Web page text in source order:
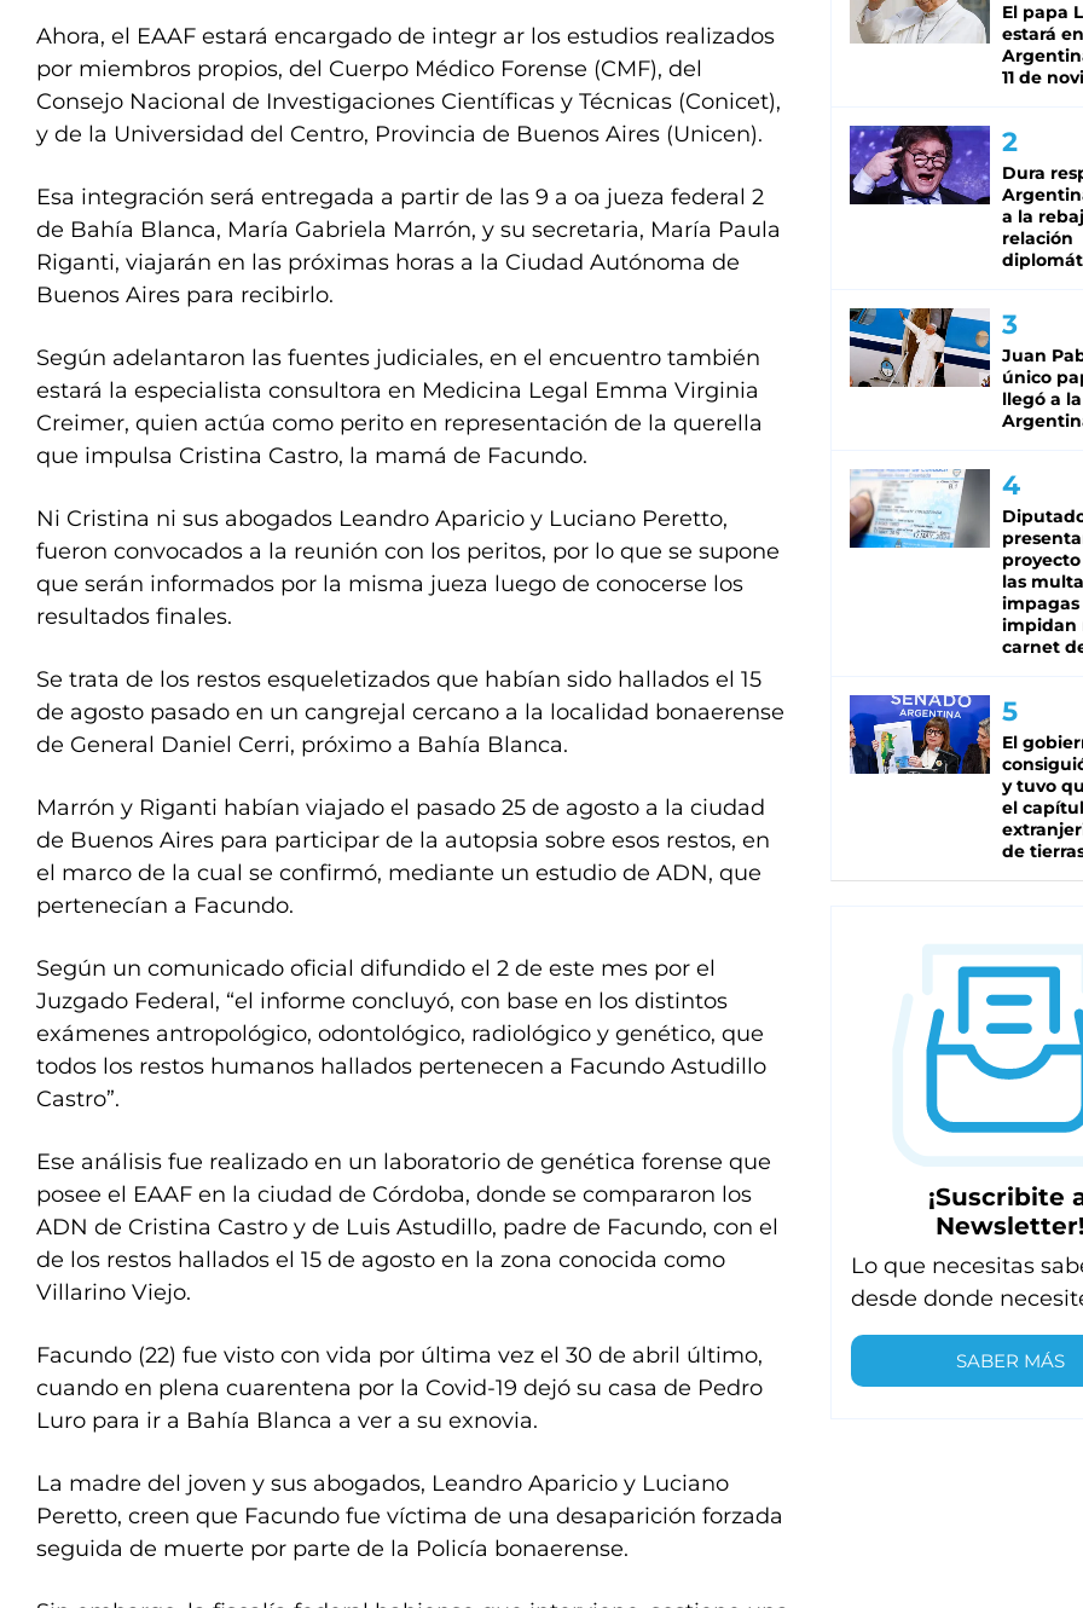
Ahora, el EAAF estará encargado de integr ar los estudios realizados
por miembros propios, del Cuerpo Médico Forense (CMF), del
Consejo Nacional de Investigaciones Científicas y Técnicas (Conicet),
y de la Universidad del Centro, Provincia de Buenos Aires (Unicen).
Esa integración será entregada a partir de las 9 a oa jueza federal 2
de Bahía Blanca, María Gabriela Marrón, y su secretaria, María Paula
Riganti, viajarán en las próximas horas a la Ciudad Autónoma de
Buenos Aires para recibirlo.
Según adelantaron las fuentes judiciales, en el encuentro también
estará la especialista consultora en Medicina Legal Emma Virginia
Creimer, quien actúa como perito en representación de la querella
que impulsa Cristina Castro, la mamá de Facundo.
Ni Cristina ni sus abogados Leandro Aparicio y Luciano Peretto,
fueron convocados a la reunión con los peritos, por lo que se supone
que serán informados por la misma jueza luego de conocerse los
resultados finales.
Se trata de los restos esqueletizados que habían sido hallados el 15
de agosto pasado en un cangrejal cercano a la localidad bonaerense
de General Daniel Cerri, próximo a Bahía Blanca.
Marrón y Riganti habían viajado el pasado 25 de agosto a la ciudad
de Buenos Aires para participar de la autopsia sobre esos restos, en
el marco de la cual se confirmó, mediante un estudio de ADN, que
pertenecían a Facundo.
Según un comunicado oficial difundido el 2 de este mes por el
Juzgado Federal, “el informe concluyó, con base en los distintos
exámenes antropológico, odontológico, radiológico y genético, que
todos los restos humanos hallados pertenecen a Facundo Astudillo
Castro”.
Ese análisis fue realizado en un laboratorio de genética forense que
posee el EAAF en la ciudad de Córdoba, donde se compararon los
ADN de Cristina Castro y de Luis Astudillo, padre de Facundo, con el
de los restos hallados el 15 de agosto en la zona conocida como
Villarino Viejo.
Facundo (22) fue visto con vida por última vez el 30 de abril último,
cuando en plena cuarentena por la Covid-19 dejó su casa de Pedro
Luro para ir a Bahía Blanca a ver a su exnovia.
La madre del joven y sus abogados, Leandro Aparicio y Luciano
Peretto, creen que Facundo fue víctima de una desaparición forzada
seguida de muerte por parte de la Policía bonaerense.
El papa
estará
11 de
Dura
a la
relación
Juan
único
llegó a la
las
impagas
impidan
carnet
El
y tuvo
el
de
¡Suscribite
Newsletter!
Lo que necesitas
desde donde
SABER MÁS